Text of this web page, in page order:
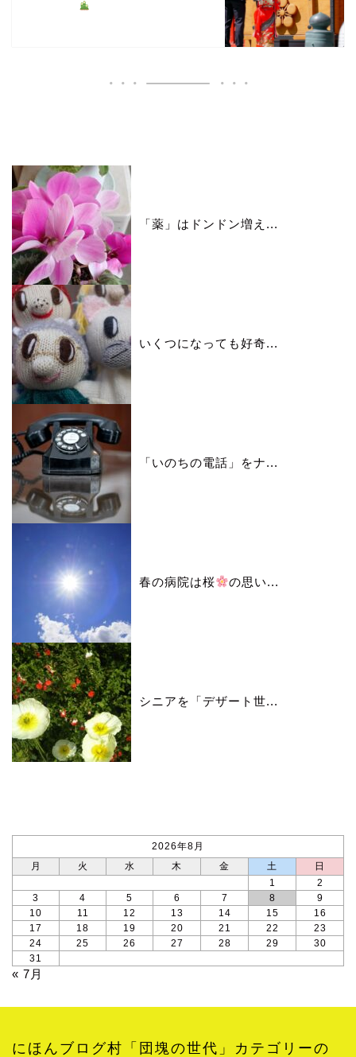
「薬」はドンドン増え...
いくつになっても好奇...
「いのちの電話」をナ...
春の病院は桜 の思い...
シニアを「デザート世...
2026年8月
月
火 水 木 金 土
日
1
2
3
4 5 6 7 8
9
10
11 12 13 14 15
16
17
18 19 20 21 22
23
24
25 26 27 28 29
30
31
« 7月
にほんブログ村「団塊の世代」カテゴリーの